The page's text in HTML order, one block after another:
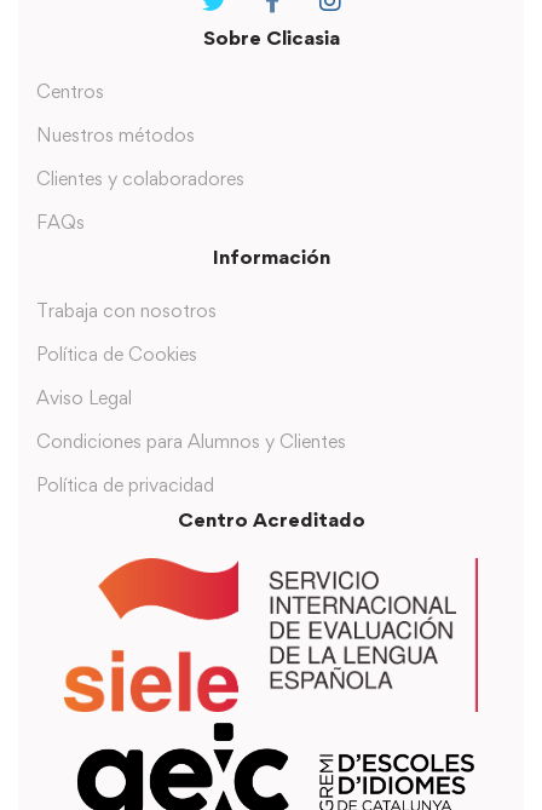
Sobre Clicasia
Centros
Nuestros métodos
Clientes y colaboradores
FAQs
Información
Trabaja con nosotros
Política de Cookies
Aviso Legal
Condiciones para Alumnos y Clientes
Política de privacidad
Centro Acreditado